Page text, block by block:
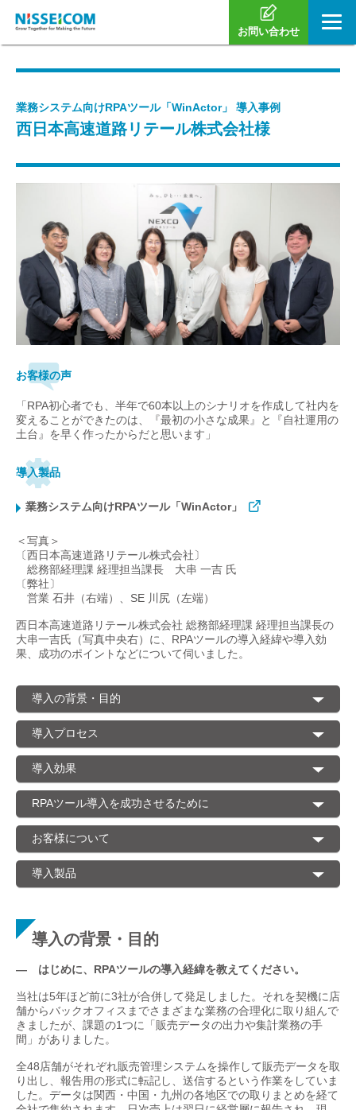
お問い合わせ
業務システム向けRPAツール「WinActor」 導入事例
西日本高速道路リテール株式会社様
お客様の声
「RPA初心者でも、半年で60本以上のシナリオを作成して社内を
変えることができたのは、『最初の小さな成果』と『自社運用の
土台』を早く作ったからだと思います」
導入製品
業務システム向けRPAツール「WinActor」
＜写真＞
〔西日本高速道路リテール株式会社〕
総務部経理課 経理担当課長 大串 一吉 氏
〔弊社〕
営業 石井（右端）、SE 川尻（左端）
西日本高速道路リテール株式会社 総務部経理課 経理担当課長の
大串一吉氏（写真中央右）に、RPAツールの導入経緯や導入効
果、成功のポイントなどについて伺いました。
導入の背景・目的
導入プロセス
導入効果
RPAツール導入を成功させるために
お客様について
導入製品
導入の背景・目的
— はじめに、RPAツールの導入経緯を教えてください。
当社は5年ほど前に3社が合併して発足しました。それを契機に店
舗からバックオフィスまでさまざまな業務の合理化に取り組んで
きましたが、課題の1つに「販売データの出力や集計業務の手
間」がありました。
全48店舗がそれぞれ販売管理システムを操作して販売データを取
り出し、報告用の形式に転記し、送信するという作業をしていま
した。データは関西・中国・九州の各地区での取りまとめを経て